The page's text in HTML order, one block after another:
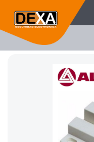
RUBRO 01 INTRUSION